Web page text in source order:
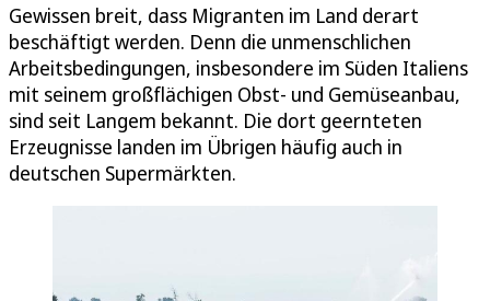
Gewissen breit, dass Migranten im Land derart
beschäftigt werden. Denn die unmenschlichen
Arbeitsbedingungen, insbesondere im Süden Italiens
mit seinem großflächigen Obst- und Gemüseanbau,
sind seit Langem bekannt. Die dort geernteten
Erzeugnisse landen im Übrigen häufig auch in
deutschen Supermärkten.